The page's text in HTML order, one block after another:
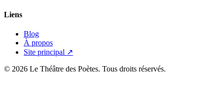
Liens
Blog
À propos
Site principal ↗
© 2026 Le Théâtre des Poètes. Tous droits réservés.